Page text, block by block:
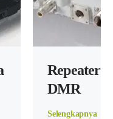
Repeater
DMR
Selengkapnya  >